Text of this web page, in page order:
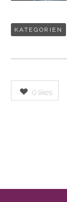
KATEGORIEN
0 likes